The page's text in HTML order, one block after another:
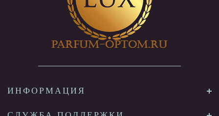
ИНФОРМАЦИЯ